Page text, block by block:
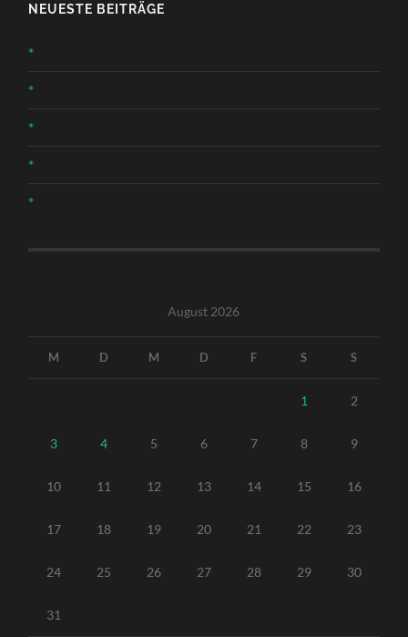
NEUESTE BEITRÄGE
*
*
*
*
*
August 2026
M D M D F S S
1 2
3 4 5 6 7 8 9
10 11 12 13 14 15 16
17 18 19 20 21 22 23
24 25 26 27 28 29 30
31